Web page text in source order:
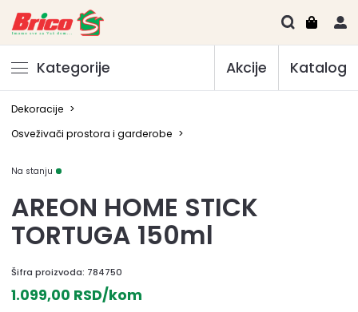
Kategorije Akcije Katalog
Dekoracije >
Osveživači prostora i garderobe >
Na stanju
AREON HOME STICK
TORTUGA 150ml
Šifra proizvoda: 784750
1.099,00 RSD/kom